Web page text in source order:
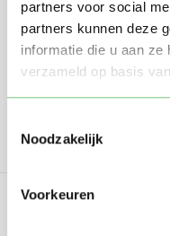
partners voor social
partners kunnen deze
informatie die u aan
verzameld op basis
Noodzakelijk
Voorkeuren
Door te registreren
voorwaardenvan